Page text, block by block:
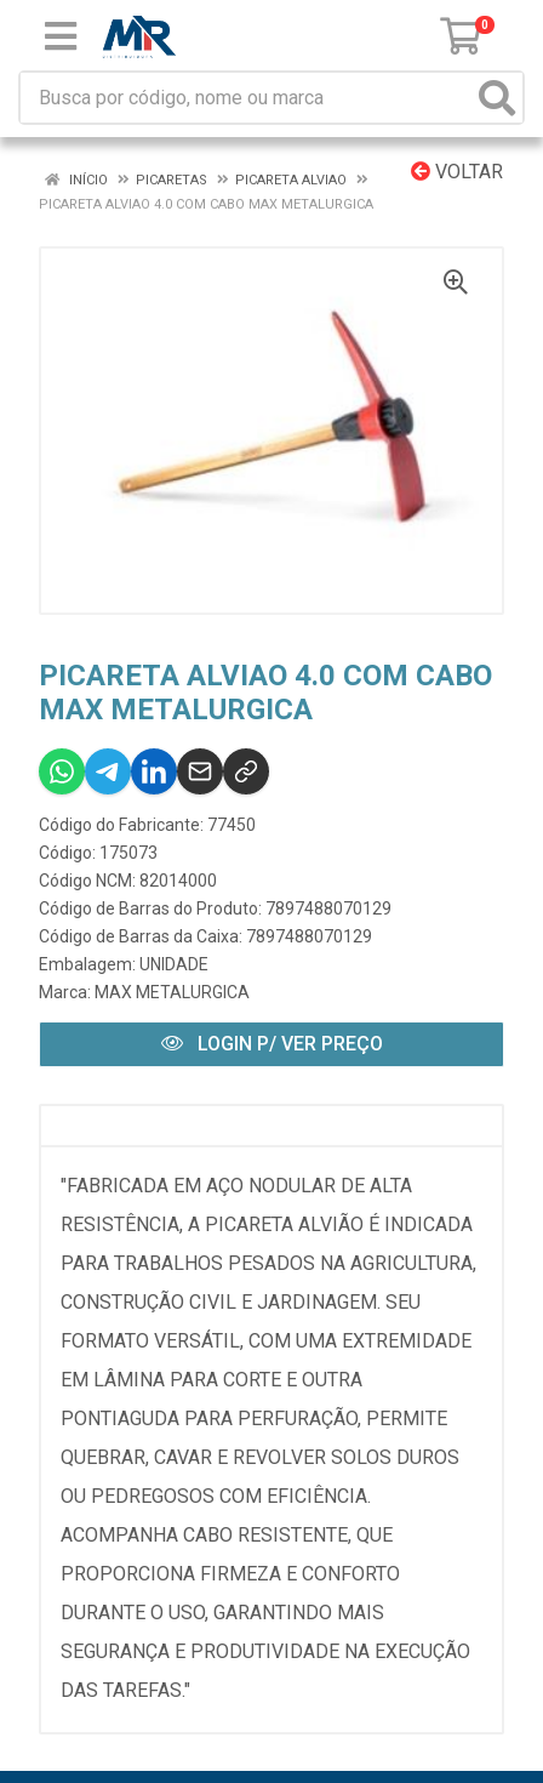
0
VOLTAR
INÍCIO PICARETAS
PICARETA ALVIAO
PICARETA ALVIAO 4.0 COM CABO MAX METALURGICA
PICARETA ALVIAO 4.0 COM CABO
MAX METALURGICA
Código do Fabricante: 77450
Código: 175073
Código NCM: 82014000
Código de Barras do Produto: 7897488070129
Código de Barras da Caixa: 7897488070129
Embalagem: UNIDADE
Marca: MAX METALURGICA
LOGIN P/ VER PREÇO
"FABRICADA EM AÇO NODULAR DE ALTA
RESISTÊNCIA, A PICARETA ALVIÃO É INDICADA
PARA TRABALHOS PESADOS NA AGRICULTURA,
CONSTRUÇÃO CIVIL E JARDINAGEM. SEU
FORMATO VERSÁTIL, COM UMA EXTREMIDADE
EM LÂMINA PARA CORTE E OUTRA
PONTIAGUDA PARA PERFURAÇÃO, PERMITE
QUEBRAR, CAVAR E REVOLVER SOLOS DUROS
OU PEDREGOSOS COM EFICIÊNCIA.
ACOMPANHA CABO RESISTENTE, QUE
PROPORCIONA FIRMEZA E CONFORTO
DURANTE O USO, GARANTINDO MAIS
SEGURANÇA E PRODUTIVIDADE NA EXECUÇÃO
DAS TAREFAS."